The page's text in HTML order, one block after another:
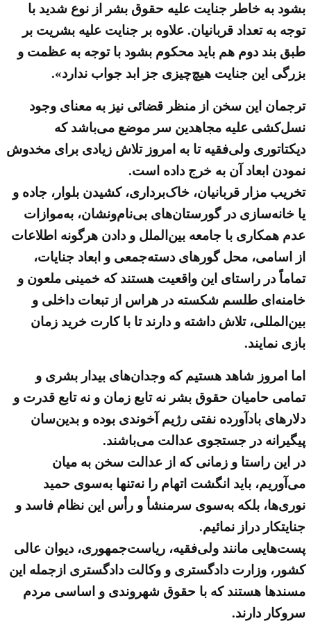
بشود به خاطر جنایت علیه حقوق بشر از نوع شدید با
توجه به تعداد قربانیان. علاوه بر جنایت علیه بشریت بر
طبق بند دوم هم باید محکوم بشود با توجه به عظمت و
بزرگی این جنایت هیچ‌چیزی جز ابد جواب ندارد».
ترجمان این سخن از منظر قضائی نیز به معنای وجود
نسل‌کشی علیه مجاهدین سر موضع می‌باشد که
دیکتاتوری ولی‌فقیه تا به امروز تلاش زیادی برای مخدوش
نمودن ابعاد آن به خرج داده است.
تخریب مزار قربانیان، خاک‌برداری، کشیدن بلوار، جاده و
یا خانه‌سازی در گورستان‌های بی‌نام‌ونشان، به‌موازات
عدم همکاری با جامعه بین‌الملل و دادن هرگونه اطلاعات
از اسامی، محل گورهای دسته‌جمعی و ابعاد جنایات،
تماماً در راستای این واقعیت هستند که خمینی ملعون و
خامنه‌ای طلسم شکسته در هراس از تبعات داخلی و
بین‌المللی، تلاش داشته و دارند تا با کارت خرید زمان
بازی نمایند.
اما امروز شاهد هستیم که وجدان‌های بیدار بشری و
تمامی حامیان حقوق بشر نه تابع زمان و نه تابع قدرت و
دلارهای بادآورده نفتی رژیم آخوندی بوده و بدین‌سان
پیگیرانه در جستجوی عدالت می‌باشند.
در این راستا و زمانی که از عدالت سخن به میان
می‌آوریم، باید انگشت اتهام را نه‌تنها به‌سوی حمید
نوری‌ها، بلکه به‌سوی سرمنشأ و رأس این نظام فاسد و
جنایتکار دراز نمائیم.
پست‌هایی مانند ولی‌فقیه، ریاست‌جمهوری، دیوان عالی
کشور، وزارت دادگستری و وکالت دادگستری ازجمله این
مسندها هستند که با حقوق شهروندی و اساسی مردم
سروکار دارند.